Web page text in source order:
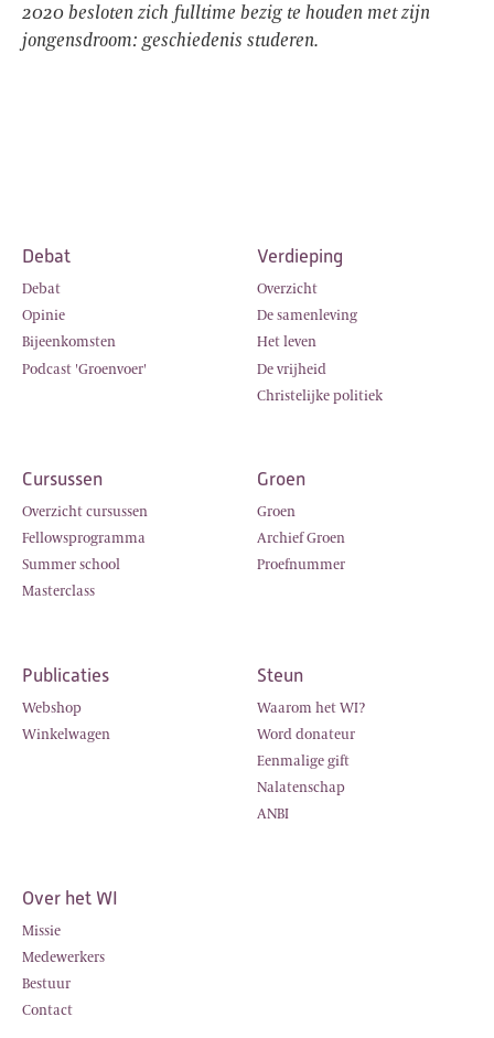
2020 besloten zich fulltime bezig te houden met zijn
jongensdroom: geschiedenis studeren.
Debat
Debat
Opinie
Bijeenkomsten
Podcast 'Groenvoer'
Verdieping
Overzicht
De samenleving
Het leven
De vrijheid
Christelijke politiek
Cursussen
Overzicht cursussen
Fellowsprogramma
Summer school
Masterclass
Groen
Groen
Archief Groen
Proefnummer
Publicaties
Webshop
Winkelwagen
Steun
Waarom het WI?
Word donateur
Eenmalige gift
Nalatenschap
ANBI
Over het WI
Missie
Medewerkers
Bestuur
Contact